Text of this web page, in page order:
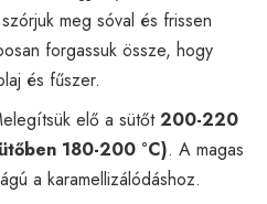
meg sóval és frissen
forgassuk össze, hogy
és fűszer.
elő a sütőt200-220
180-200 °C). A magas
a karamellizálódáshoz.